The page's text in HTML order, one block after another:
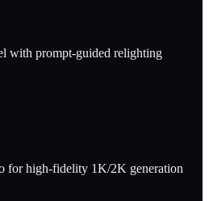
with prompt-guided relighting
for high-fidelity 1K/2K generation